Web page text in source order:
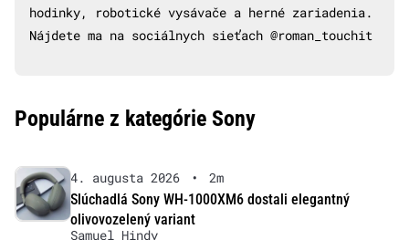
hodinky, robotické vysávače a herné zariadenia.
Nájdete ma na sociálnych sieťach @roman_touchit
Populárne z kategórie Sony
4. augusta 2026 •
2m
Slúchadlá Sony WH-1000XM6 dostali elegantný
olivovozelený variant
Samuel Hindy